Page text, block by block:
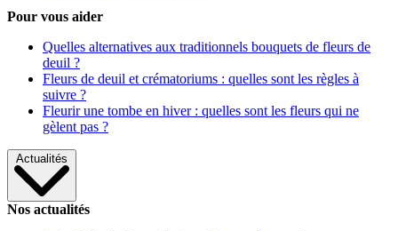
Pour vous aider
Quelles alternatives aux traditionnels bouquets de fleurs de
deuil ?
Fleurs de deuil et crématoriums : quelles sont les règles à
suivre ?
Fleurir une tombe en hiver : quelles sont les fleurs qui ne
gèlent pas ?
Actualités
Nos actualités